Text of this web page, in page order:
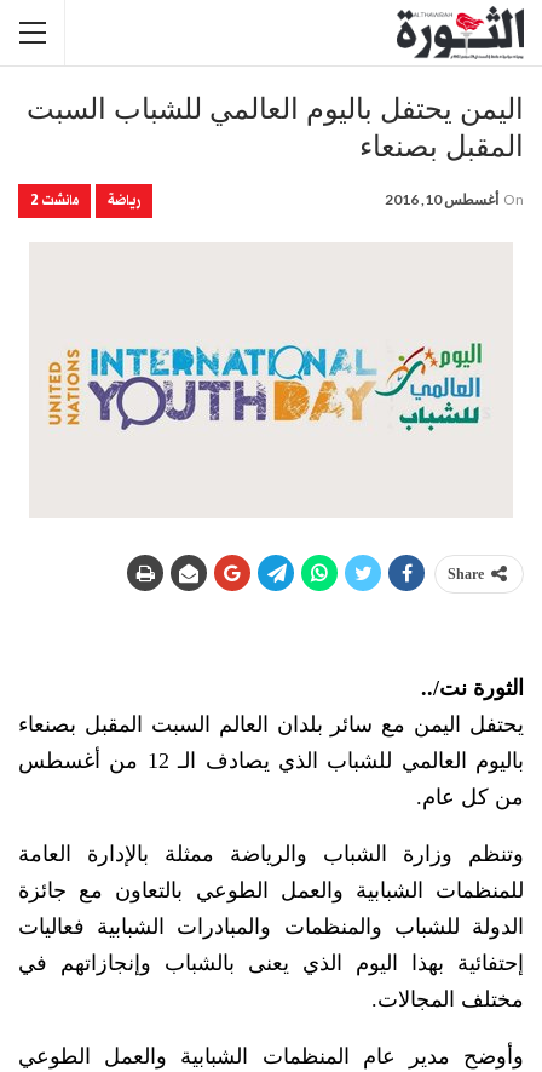
اليمن يحتفل باليوم العالمي للشباب السبت
المقبل بصنعاء
رياضة مانشت 2 On أغسطس 10, 2016
Share
الثورة نت/..
يحتفل اليمن مع سائر بلدان العالم السبت المقبل بصنعاء
باليوم العالمي للشباب الذي يصادف الـ 12 من أغسطس
من كل عام.
وتنظم وزارة الشباب والرياضة ممثلة بالإدارة العامة
للمنظمات الشبابية والعمل الطوعي بالتعاون مع جائزة
الدولة للشباب والمنظمات والمبادرات الشبابية فعاليات
إحتفائية بهذا اليوم الذي يعنى بالشباب وإنجازاتهم في
مختلف المجالات.
وأوضح مدير عام المنظمات الشبابية والعمل الطوعي